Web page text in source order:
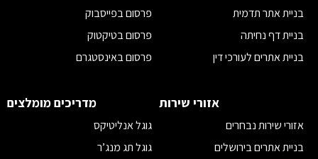
בניית אתר תדמית
בניית דף נחיתה
בניית אתרים לעורכי דין
בניית אתרים לרופאים
בניית אתרים לרואי חשבון
בניית אתרים לחברות הייטק
פרסום בפייסבוק
פרסום בטיקטוק
פרסום באינסטגרם
ניהול קמפיינים בפייסבוק
מומחה פרסום בגוגל
מומחה קידום אתרים
אזורי שירות
אזורי שירות נבחרים
בניית אתרים בירושלים
מדריכים מומלצים
גוגל אנליטיקס
גוגל תג מנג’ר